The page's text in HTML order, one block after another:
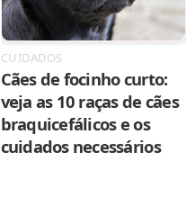
CUIDADOS
Cães de focinho curto:
veja as 10 raças de cães
braquicefálicos e os
cuidados necessários